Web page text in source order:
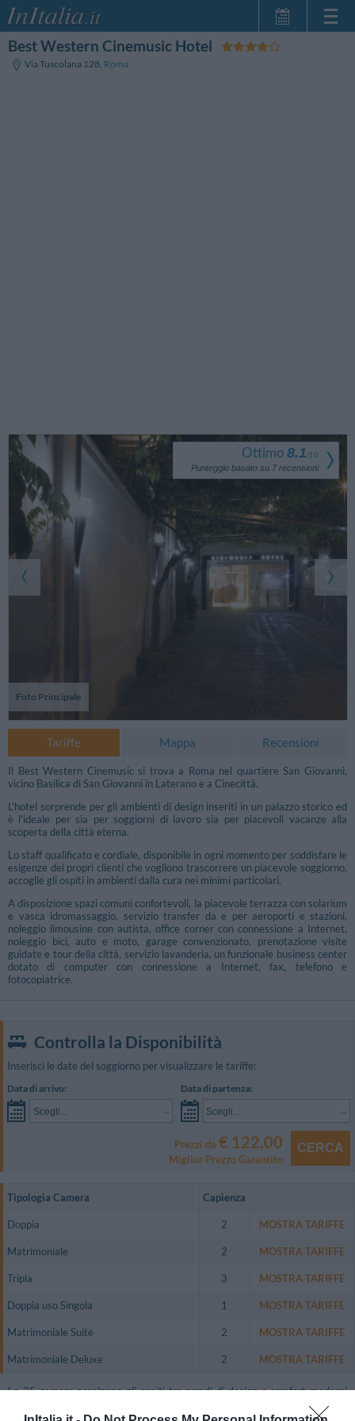
Home Page
Best Western Cinemusic Hotel
Via Tuscolana 128, Roma
Foto Principale
Ottimo 8.1/10
Punteggio basato su 7 recensioni
Tariffe Mappa Recensioni
Il Best Western Cinemusic si trova a Roma nel quartiere San Giovanni,
vicino Basilica di San Giovanni in Laterano e a Cinecittà.
L'hotel sorprende per gli ambienti di design inseriti in un palazzo storico ed
è l'ideale per sia per soggiorni di lavoro sia per piacevoli vacanze alla
scoperta della città eterna.
Lo staff qualificato e cordiale, disponibile in ogni momento per soddisfare le
esigenze dei propri clienti che vogliono trascorrere un piacevole soggiorno,
accoglie gli ospiti in ambienti dalla cura nei minimi particolari.
A disposizione spazi comuni confortevoli, la piacevole terrazza con solarium
e vasca idromassaggio, servizio transfer da e per aeroporti e stazioni,
noleggio limousine con autista, office corner con connessione a Internet,
noleggio bici, auto e moto, garage convenzionato, prenotazione visite
guidate e tour della città, servizio lavanderia, un funzionale business center
dotato di computer con connessione a Internet, fax, telefono e
fotocopiatrice.
Controlla la Disponibilità
Inserisci le date del soggiorno per visualizzare le tariffe:
Data di arrivo:
Scegli...
Data di partenza:
Scegli...
Prezzi da € 122,00
Miglior Prezzo Garantito
CERCA
Tipologia Camera Capienza
Doppia 2 MOSTRA TARIFFE
Matrimoniale 2 MOSTRA TARIFFE
Tripla 3 MOSTRA TARIFFE
Doppia uso Singola 1 MOSTRA TARIFFE
Matrimoniale Suite 2 MOSTRA TARIFFE
Matrimoniale Deluxe 2 MOSTRA TARIFFE
Le 35 camere accolgono gli ospiti tra arredi di design e comfort moderni